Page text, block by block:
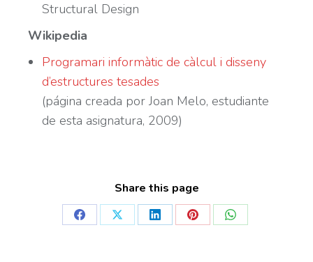
Structural Design
Wikipedia
Programari informàtic de càlcul i disseny
d’estructures tesades
(página creada por Joan Melo, estudiante
de esta asignatura, 2009)
Share this page